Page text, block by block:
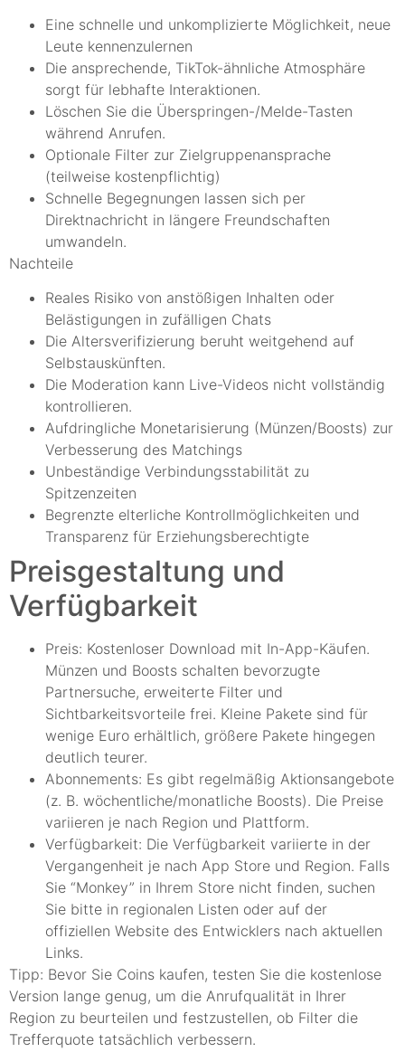
Eine schnelle und unkomplizierte Möglichkeit, neue
Leute kennenzulernen
Die ansprechende, TikTok-ähnliche Atmosphäre
sorgt für lebhafte Interaktionen.
Löschen Sie die Überspringen-/Melde-Tasten
während Anrufen.
Optionale Filter zur Zielgruppenansprache
(teilweise kostenpflichtig)
Schnelle Begegnungen lassen sich per
Direktnachricht in längere Freundschaften
umwandeln.
Nachteile
Reales Risiko von anstößigen Inhalten oder
Belästigungen in zufälligen Chats
Die Altersverifizierung beruht weitgehend auf
Selbstauskünften.
Die Moderation kann Live-Videos nicht vollständig
kontrollieren.
Aufdringliche Monetarisierung (Münzen/Boosts) zur
Verbesserung des Matchings
Unbeständige Verbindungsstabilität zu
Spitzenzeiten
Begrenzte elterliche Kontrollmöglichkeiten und
Transparenz für Erziehungsberechtigte
Preisgestaltung und
Verfügbarkeit
Preis: Kostenloser Download mit In-App-Käufen.
Münzen und Boosts schalten bevorzugte
Partnersuche, erweiterte Filter und
Sichtbarkeitsvorteile frei. Kleine Pakete sind für
wenige Euro erhältlich, größere Pakete hingegen
deutlich teurer.
Abonnements: Es gibt regelmäßig Aktionsangebote
(z. B. wöchentliche/monatliche Boosts). Die Preise
variieren je nach Region und Plattform.
Verfügbarkeit: Die Verfügbarkeit variierte in der
Vergangenheit je nach App Store und Region. Falls
Sie “Monkey” in Ihrem Store nicht finden, suchen
Sie bitte in regionalen Listen oder auf der
offiziellen Website des Entwicklers nach aktuellen
Links.
Tipp: Bevor Sie Coins kaufen, testen Sie die kostenlose
Version lange genug, um die Anrufqualität in Ihrer
Region zu beurteilen und festzustellen, ob Filter die
Trefferquote tatsächlich verbessern.